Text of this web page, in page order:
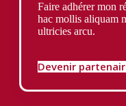
Faire adhérer mon
hac mollis aliquam
ultricies arcu.
Devenir